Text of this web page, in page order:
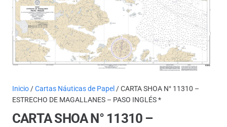
Inicio/Cartas Náuticas de Papel / CARTA SHOA N° 11310 –
ESTRECHO DE MAGALLANES – PASO INGLÉS *
CARTA SHOA N° 11310 –